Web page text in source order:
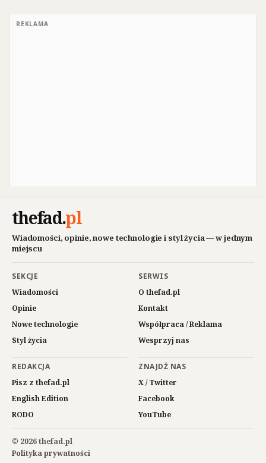
REKLAMA
thefad.pl
Wiadomości, opinie, nowe technologie i styl życia — w jednym
miejscu
SEKCJE
Wiadomości
Opinie
Nowe technologie
Styl życia
SERWIS
O thefad.pl
Kontakt
Współpraca / Reklama
Wesprzyj nas
REDAKCJA
Pisz z thefad.pl
English Edition
RODO
ZNAJDŹ NAS
X / Twitter
Facebook
YouTube
© 2026 thefad.pl
Polityka prywatności